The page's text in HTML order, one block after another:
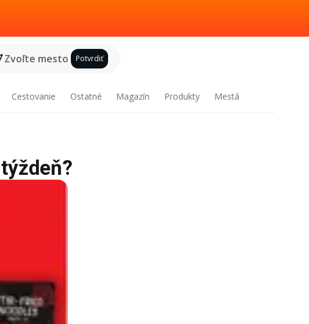
Zvoľte mesto Potvrdiť
Cestovanie Ostatné Magazín Produkty Mestá